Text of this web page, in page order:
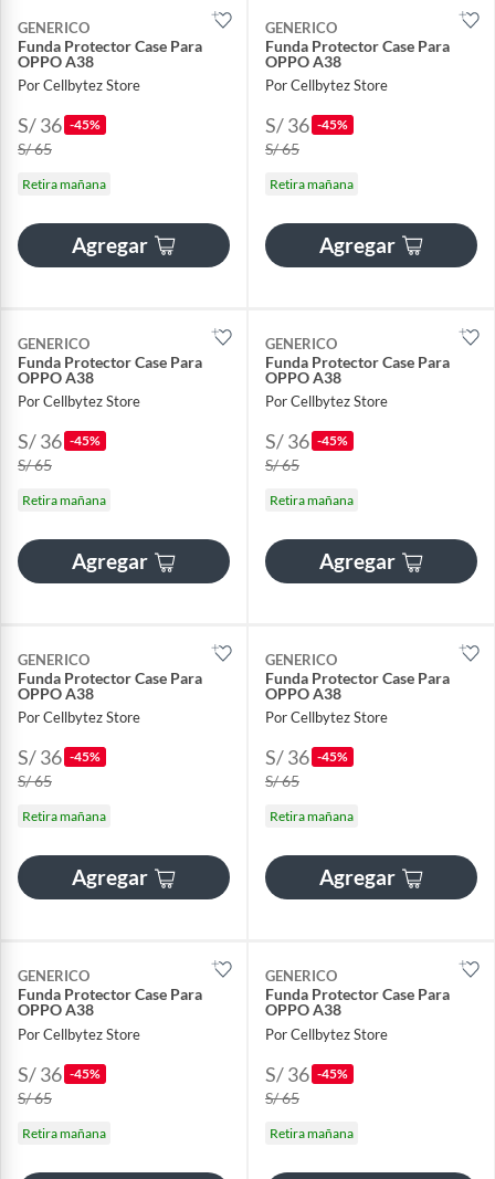
GENERICO
Funda Protector Case Para
OPPO A38
Por Cellbytez Store
S/ 36 -45%
S/ 65
Retira mañana
Agregar
GENERICO
Funda Protector Case Para
OPPO A38
Por Cellbytez Store
S/ 36 -45%
S/ 65
Retira mañana
Agregar
GENERICO
Funda Protector Case Para
OPPO A38
Por Cellbytez Store
S/ 36 -45%
S/ 65
Retira mañana
Agregar
GENERICO
Funda Protector Case Para
OPPO A38
Por Cellbytez Store
S/ 36 -45%
S/ 65
Retira mañana
Agregar
GENERICO
Funda Protector Case Para
OPPO A38
Por Cellbytez Store
S/ 36 -45%
S/ 65
Retira mañana
Agregar
GENERICO
Funda Protector Case Para
OPPO A38
Por Cellbytez Store
S/ 36 -45%
S/ 65
Retira mañana
Agregar
GENERICO
Funda Protector Case Para
OPPO A38
Por Cellbytez Store
S/ 36 -45%
S/ 65
Retira mañana
GENERICO
Funda Protector Case Para
OPPO A38
Por Cellbytez Store
S/ 36 -45%
S/ 65
Retira mañana